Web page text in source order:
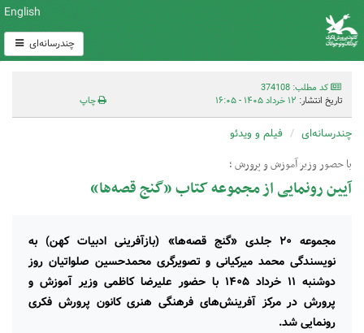
English
چندرسانه‌ای
کد مطلب: 374108
تاریخ انتشار: ۱۲ خرداد ۱۴۰۵ - ۱۶:۰۵ چاپ
چندرسانه‌ای فیلم و ویدئو
با حصور وزیر آموزش و پرورش ؛
آیین رونمایی از مجموعه کتاب «گنج قصه‌ها»
مجموعه ۲۰ جلدی «گنج قصه‌ها» (بازآفرینی ادبیات کهن) به
نویسندگی محمد میرکیانی و تصویرگری محمدحسین صلواتیان روز
دوشنبه ۱۱ خرداد ۱۴۰۵ با حضور علیرضا کاظمی وزیر آموزش و
پرورش در مرکز آفرینش‌های فرهنگی هنری کانون پرورش فکری
رونمایی شد.